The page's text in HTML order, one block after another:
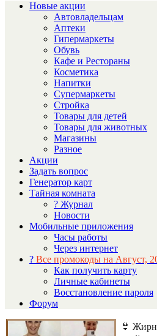
Новые акции
Автовладельцам
Аптеки
Гипермаркеты
Обувь
Кафе и Рестораны
Косметика
Напитки
Супермаркеты
Стройка
Товары для детей
Товары для животных
Магазины
Разное
Акции
Задать вопрос
Генератор карт
Тайная комната
? Журнал
Новости
Мобильные приложения
Часы работы
Через интернет
? Все промокоды на Август,
Как получить карту
Личные кабинеты
Восстановление пароля
Форум
👙